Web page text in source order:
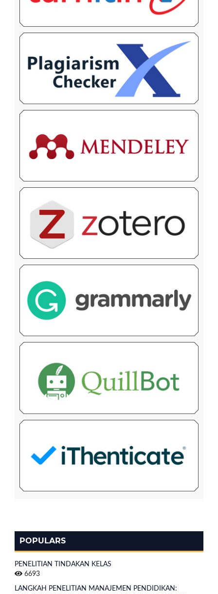
POPULARS
PENELITIAN TINDAKAN KELAS
6693
LANGKAH PENELITIAN MANAJEMEN PENDIDIKAN: